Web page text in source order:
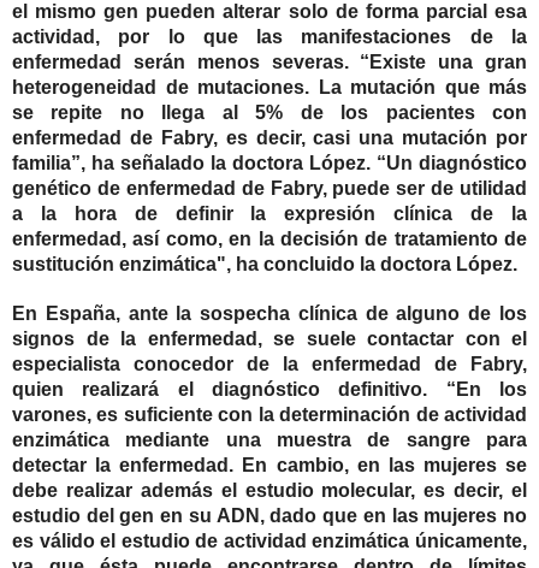
el mismo gen pueden alterar solo de forma parcial esa
actividad, por lo que las manifestaciones de la
enfermedad serán menos severas. “Existe una gran
heterogeneidad de mutaciones. La mutación que más
se repite no llega al 5% de los pacientes con
enfermedad de Fabry, es decir, casi una mutación por
familia”, ha señalado la doctora López. “Un diagnóstico
genético de enfermedad de Fabry, puede ser de utilidad
a la hora de definir la expresión clínica de la
enfermedad, así como, en la decisión de tratamiento de
sustitución enzimática", ha concluido la doctora López.
En España, ante la sospecha clínica de alguno de los
signos de la enfermedad, se suele contactar con el
especialista conocedor de la enfermedad de Fabry,
quien realizará el diagnóstico definitivo. “En los
varones, es suficiente con la determinación de actividad
enzimática mediante una muestra de sangre para
detectar la enfermedad. En cambio, en las mujeres se
debe realizar además el estudio molecular, es decir, el
estudio del gen en su ADN, dado que en las mujeres no
es válido el estudio de actividad enzimática únicamente,